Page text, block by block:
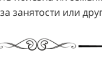
занятости или